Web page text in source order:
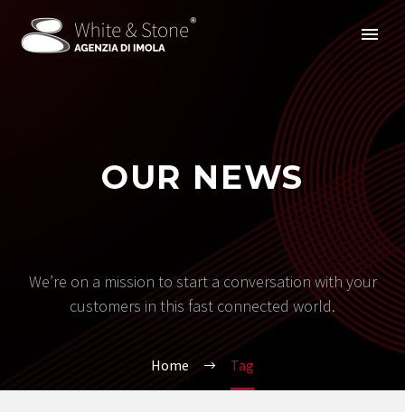
OUR NEWS
We’re on a mission to start a conversation with your
customers in this fast connected world.
Home Tag